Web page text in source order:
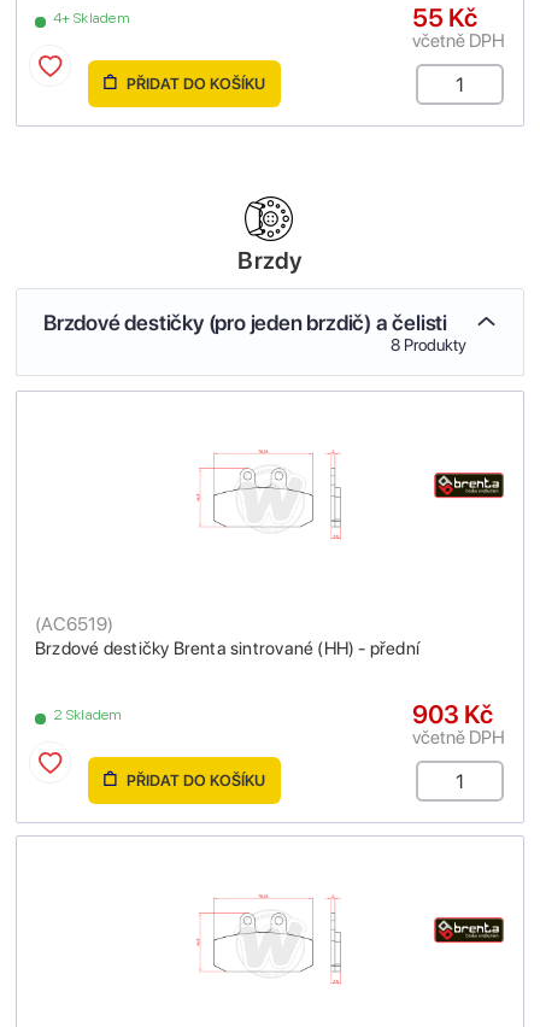
4+ Skladem 55 Kč
včetně DPH
PŘIDAT DO KOŠÍKU
Brzdy
Brzdové destičky (pro jeden brzdič) a čelisti
8 Produkty
Brzdové destičky Brenta sintrované (HH) - přední
(AC6519)
2 Skladem 903 Kč
včetně DPH
PŘIDAT DO KOŠÍKU